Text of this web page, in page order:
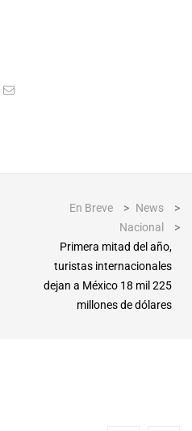
En Breve > News
>
Nacional
>
Primera mitad del año,
turistas internacionales
dejan a México 18 mil 225
millones de dólares